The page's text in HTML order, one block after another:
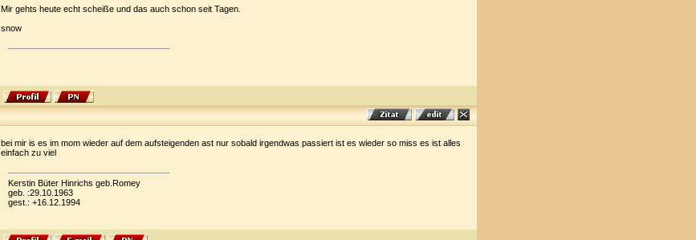
Mir gehts heute echt scheiße und das auch schon seit Tagen.
snow
bei mir is es im mom wieder auf dem aufsteigenden ast nur sobald irgendwas passiert ist es wieder so miss es ist alles
einfach zu viel
Kerstin Büter Hinrichs geb.Romey
geb. :29.10.1963
gest.: +16.12.1994